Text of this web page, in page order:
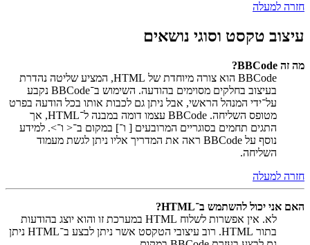
חזרה למעלה
עיצוב טקסט וסוגי נושאים
מה זה BBCode?
BBCode הוא צורה מיוחדת של HTML, המציע שליטה נהדרת
בעיצוב בחלקים מסוימים בהודעה. השימוש ב־BBCode נקבע
על־ידי המנהל הראשי, אבל ניתן גם לכבות אותו בכל הודעה בפרט
מטופס השליחה. BBCode עצמו דומה במבנה ל־HTML, אך
התגים תחמים בסוגריים המרובעים [ ו־] במקום ב־< ו־>. למידע
נוסף על BBCode ראה את המדריך אליו ניתן לגשת מעמוד
השליחה.
חזרה למעלה
האם אני יכול להשתמש ב־HTML?
לא. אין אפשרות לשלוח HTML במערכת זו והוא יוצג בהודעות
בתור HTML. רוב עיצובי הטקסט אשר ניתן לבצע ב־HTML ניתן